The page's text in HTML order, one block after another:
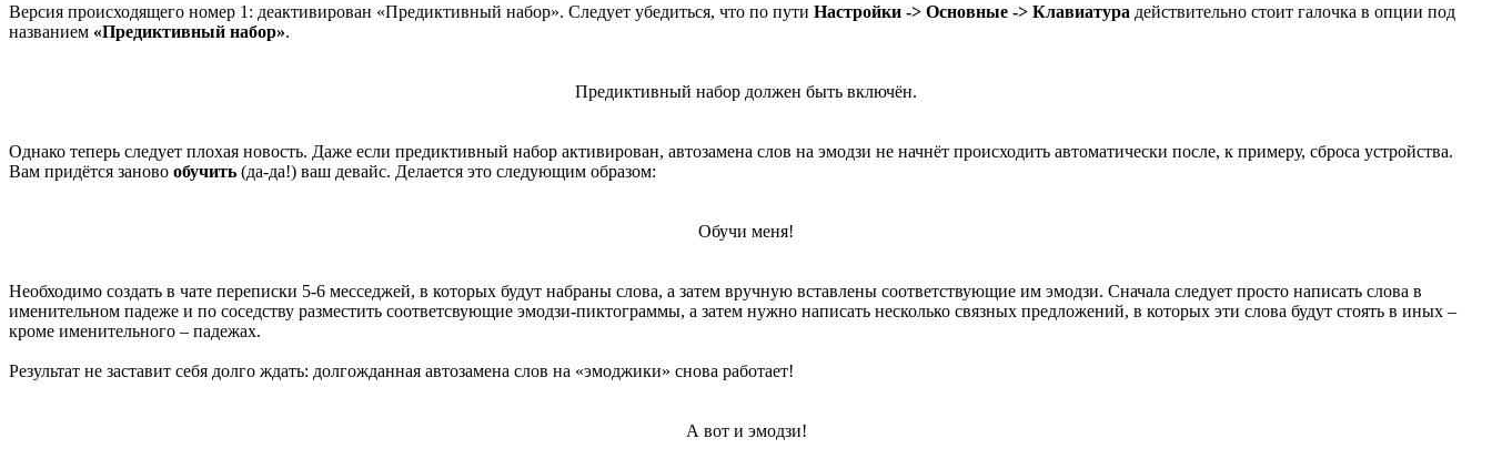
Версия происходящего номер 1: деактивирован «Предиктивный набор». Следует убедиться, что по пути Настройки -> Основные -> Клавиатура действительно стоит галочка в опции под
названием «Предиктивный набор».
Предиктивный набор должен быть включён.
Однако теперь следует плохая новость. Даже если предиктивный набор активирован, автозамена слов на эмодзи не начнёт происходить автоматически после, к примеру, сброса устройства.
Вам придётся заново обучить (да-да!) ваш девайс. Делается это следующим образом:
Обучи меня!
Необходимо создать в чате переписки 5-6 месседжей, в которых будут набраны слова, а затем вручную вставлены соответствующие им эмодзи. Сначала следует просто написать слова в
именительном падеже и по соседству разместить соответсвующие эмодзи-пиктограммы, а затем нужно написать несколько связных предложений, в которых эти слова будут стоять в иных –
кроме именительного – падежах.
Результат не заставит себя долго ждать: долгожданная автозамена слов на «эмоджики» снова работает!
А вот и эмодзи!